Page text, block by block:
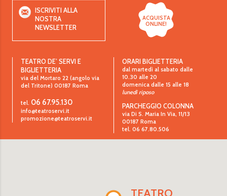
ISCRIVITI ALLA
NOSTRA
NEWSLETTER
ACQUISTA
ONLINE!
TEATRO DE’ SERVI E
BIGLIETTERIA
via del Mortaro 22 (angolo via
del Tritone) 00187 Roma
tel. 06 67.95.130
info@teatroservi.it
promozione@teatroservi.it
ORARI BIGLIETTERIA
dal martedì al sabato dalle
10.30 alle 20
domenica dalle 15 alle 18
lunedì riposo
PARCHEGGIO COLONNA
via Di S. Maria In Via, 11/13
00187 Roma
tel. 06 67.80.506